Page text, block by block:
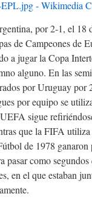
por 2-1, el
de Campeones de
a jugar la Copa
alguno. En las
por Uruguay
por equipo se
sigue
que la FIFA
de 1978
pasar como
en el que estaban